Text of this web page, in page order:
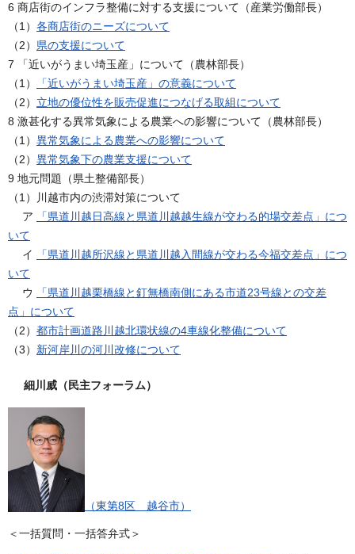
6 商店街のインフラ整備に対する支援について（産業労働部長）
（1） 各商店街のニーズについて
（2） 県の支援について
7 「近いがうまい埼玉産」について（農林部長）
（1）
「近いがうまい埼玉産」の意義について
（2） 立地の優位性を販売促進につなげる取組について
8 激甚化する異常気象による農業への影響について（農林部長）
（1） 異常気象による農業への影響について
（2） 異常気象下の農業支援について
9 地元問題（県土整備部長）
（1）川越市内の渋滞対策について
ア
「県道川越日高線と県道川越越生線が交わる的場交差点」につ
いて
イ
「県道川越所沢線と県道川越入間線が交わる今福交差点」につ
いて
ウ
「県道川越栗橋線と釘無橋南側にある市道23号線との交差
点」について
（2） 都市計画道路川越北環状線の4車線化整備について
（3） 新河岸川の河川改修について
細川威（民主フォーラム）
（東第8区 越谷市）
＜一括質問・一括答弁式＞